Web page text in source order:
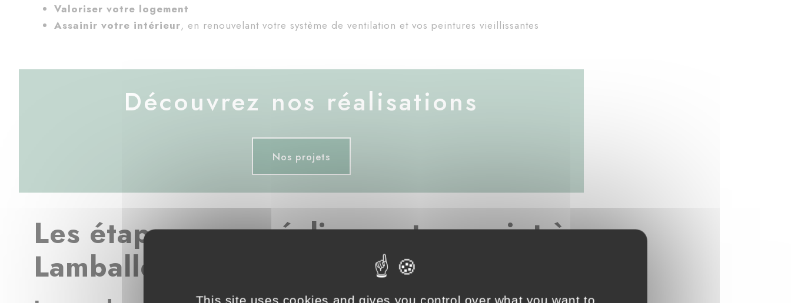
Valoriser votre logement
Assainir votre intérieur, en renouvelant votre système de ventilation et vos peintures vieillissantes
Découvrez nos réalisations
Nos projets
Les étapes pour réaliser votre projet à
Lamballe
This site uses cookies and gives you control over what you want to